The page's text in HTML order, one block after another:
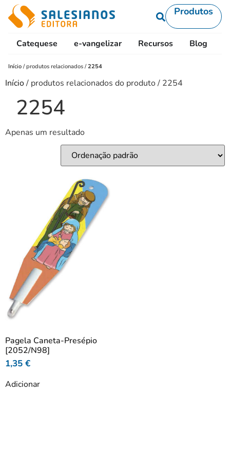
Produtos
Catequese e-vangelizar Recursos Blog
Início /produtos relacionados /2254
Início/ produtos relacionados do produto / 2254
2254
Apenas um resultado
Pagela Caneta-Presépio
[2052/N98]
1,35 €
Adicionar